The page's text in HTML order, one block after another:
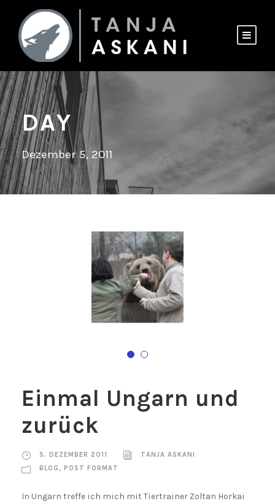
DAY
Dezember 5, 2011
Einmal Ungarn und
zurück
5. DEZEMBER 2011
TANJA ASKANI
BLOG , POST FORMAT
In Ungarn treffe ich mich mit Tiertrainer Zoltan Horkai